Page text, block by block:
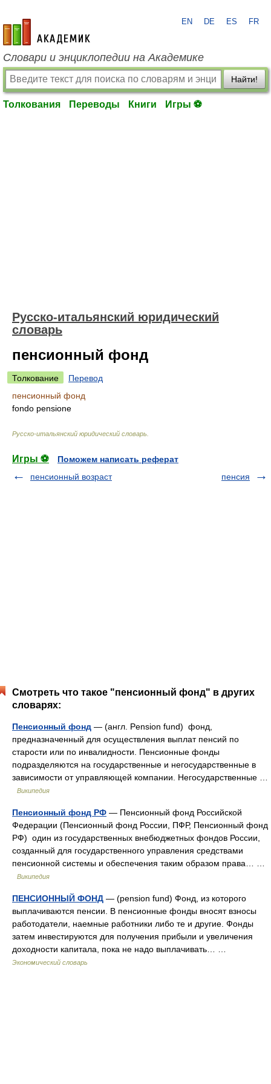
academic.ru
EN DE ES FR
Словари и энциклопедии на Академике
Найти!
Толкования Переводы Книги Игры ⚽
Русско-итальянский юридический
словарь
пенсионный фонд
Толкование
Перевод
пенсионный фонд
fondo pensione
Русско-итальянский юридический словарь
Игры ⚽
Поможем написать реферат
пенсионный возраст
пенсия
Смотреть что такое "пенсионный фонд" в других
словарях:
Пенсионный фонд — (англ. Pension fund) фонд,
предназначенный для осуществления выплат пенсий по
старости или по инвалидности. Пенсионные фонды
подразделяются на государственные и негосударственные в
зависимости от управляющей компании. Негосударственные …
Википедия
Пенсионный фонд РФ — Пенсионный фонд Российской
Федерации (Пенсионный фонд России, ПФР, Пенсионный фонд
РФ) один из государственных внебюджетных фондов России,
созданный для государственного управления средствами
пенсионной системы и обеспечения таким образом права… …
Википедия
ПЕНСИОННЫЙ ФОНД — (pension fund) Фонд, из которого
выплачиваются пенсии. В пенсионные фонды вносят взносы
работодатели, наемные работники либо те и другие. Фонды
затем инвестируются для получения прибыли и увеличения
доходности капитала, пока не надо выплачивать… …
Экономический словарь